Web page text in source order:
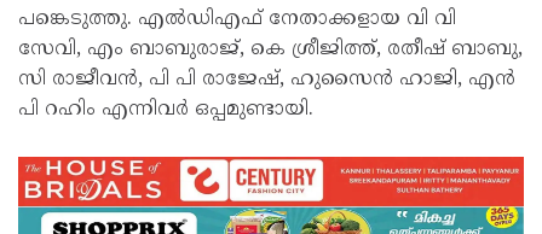
പങ്കെടുത്തു. എൽഡിഎഫ് നേതാക്കളായ വി വി
സേവി, എം ബാബുരാജ്, കെ ശ്രീജിത്ത്, രതീഷ് ബാബു,
സി രാജീവൻ, പി പി രാജേഷ്, ഹുസൈൻ ഹാജി, എൻ
പി റഹിം എന്നിവർ ഒപ്പമുണ്ടായി.